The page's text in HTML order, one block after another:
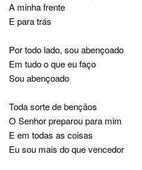
A minha frente
E para trás
Por todo lado, sou abençoado
Em tudo o que eu faço
Sou abençoado
Toda sorte de bençãos
O Senhor preparou para mim
E em todas as coisas
Eu sou mais do que vencedor